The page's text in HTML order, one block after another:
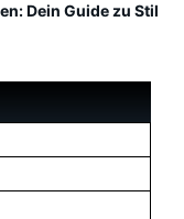
Dein Guide zu Stil